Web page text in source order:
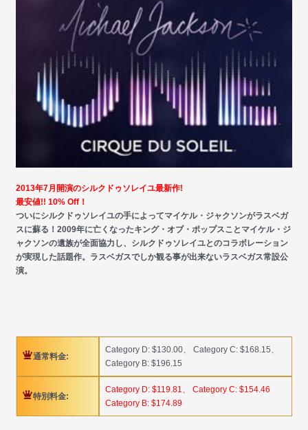
2013年7月開演のシルクドゥソレイユ最新作!
最安値!! 10% Off！
ついにシルクドゥソレイユの手によってマイケル・ジャクソンがラスベガ
スに蘇る！2009年に亡くなったキング・オブ・ポップスことマイケル・ジ
ャクソンの遺族が全面協力し、シルクドゥソレイユとのコラボレーション
が実現した話題作。ラスベガスでしか観る事が出来ないラスベガス常設公
演。
通常料金:
Category D: $130.00、 Category C: $168.15、
Category B: $196.15
特別料金:
Category D: $119.81、 Category C: $154.46
Category B: $174.89